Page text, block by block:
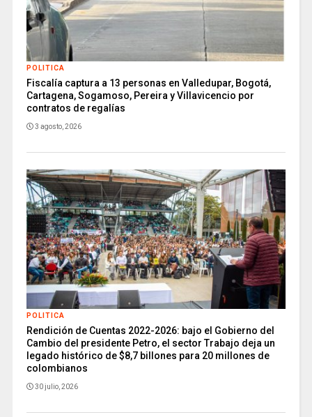
POLITICA
Fiscalía captura a 13 personas en Valledupar, Bogotá,
Cartagena, Sogamoso, Pereira y Villavicencio por
contratos de regalías
3 agosto, 2026
POLITICA
Rendición de Cuentas 2022-2026: bajo el Gobierno del
Cambio del presidente Petro, el sector Trabajo deja un
legado histórico de $8,7 billones para 20 millones de
colombianos
30 julio, 2026